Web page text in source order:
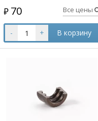
₽ 70 Все цены
- + В корзину